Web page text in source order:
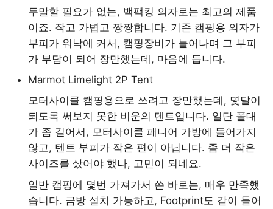
두말할 필요가 없는, 백팩킹 의자로는 최고의 제품
이죠. 작고 가볍고 짱짱합니다. 기존 캠핑용 의자가
부피가 워낙에 커서, 캠핑장비가 늘어나며 그 부피
가 부담이 되어 장만했는데, 마음에 듭니다.
Marmot Limelight 2P Tent
모터사이클 캠핑용으로 쓰려고 장만했는데, 몇달이
되도록 써보지 못한 비운의 텐트입니다. 일단 폴대
가 좀 길어서, 모터사이클 패니어 가방에 들어가지
않고, 텐트 부피가 작은 편이 아닙니다. 좀 더 작은
사이즈를 샀어야 했나, 고민이 되네요.
일반 캠핑에 몇번 가져가서 쓴 바로는, 매우 만족했
습니다. 금방 설치 가능하고, Footprint도 같이 들어